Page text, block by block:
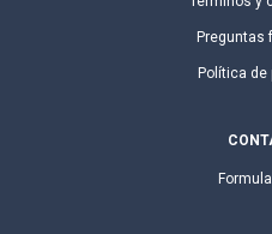
Preguntas
Política de